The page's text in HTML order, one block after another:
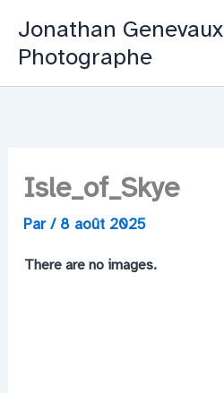
contenu
Jonathan Genevaux
Photographe
Isle_of_Skye
Par/ 8 août 2025
There are no images.